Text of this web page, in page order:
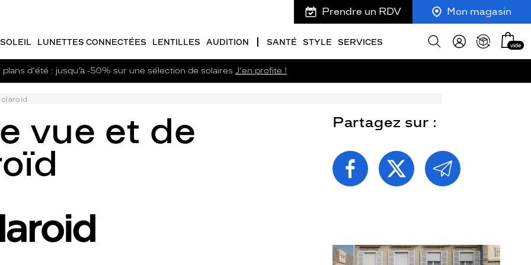
Prendre un RDV Mon magasin
LUNETTES CONNECTÉES LENTILLES AUDITION SANTÉ STYLE SERVICES
Afficher
Mon
panier
vide
plans d'été : jusqu’à -50% sur une sélection de solaires J'en profite !
vue et de Partagez sur :
PARTAGEZ
CETTE
PAGE
SUR
FACEBOOK
PARTAGEZ
CETTE
PAGE
SUR
TWITTER
PARTAGEZ
CETTE
PAGE
PAR
E-